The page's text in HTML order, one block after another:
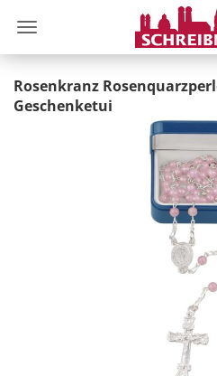
Rosenkranz
Geschenketui